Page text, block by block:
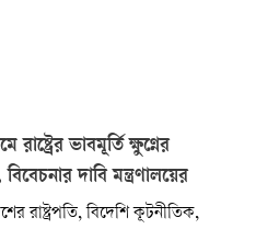
ভাবমূর্তি ক্ষুণ্নের
দাবি মন্ত্রণালয়ের
রাষ্ট্রপতি, বিদেশি কূটনীতিক,